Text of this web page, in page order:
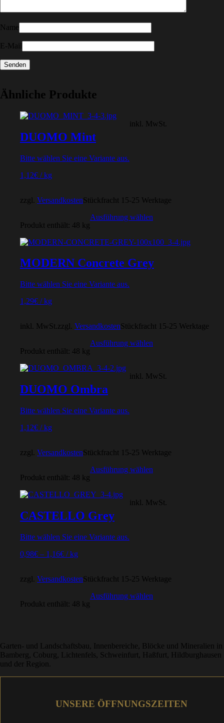
Name
E-Mail
Ähnliche Produkte
DUOMO Mint
Bitte wählen Sie eine Variante aus.
1,12€ /kg
inkl. MwSt.
zzgl. VersandkostenStückfracht 15-25 Werktage
Produkt enthält: 48 kg
Ausführung wählen
MODERN Concrete Grey
Bitte wählen Sie eine Variante aus.
1,29€ /kg
inkl. MwSt. zzgl. VersandkostenStückfracht 15-25 Werktage
Produkt enthält: 48 kg
Ausführung wählen
DUOMO Ombra
Bitte wählen Sie eine Variante aus.
1,12€ /kg
inkl. MwSt.
zzgl. VersandkostenStückfracht 15-25 Werktage
Produkt enthält: 48 kg
Ausführung wählen
CASTELLO Grey
Bitte wählen Sie eine Variante aus.
0,98€ – 1,16€ /kg
inkl. MwSt.
zzgl. VersandkostenStückfracht 15-25 Werktage
Produkt enthält: 48 kg
Ausführung wählen
Garten- und Landschaftsbau, Innenbereiche, Blöcke und Mineralien in
Bamberg, Coburg, Lichtenfels, Schweinfurt, Haßfurt, Hildburghausen
und der Region.
UNSERE ÖFFNUNGSZEITEN